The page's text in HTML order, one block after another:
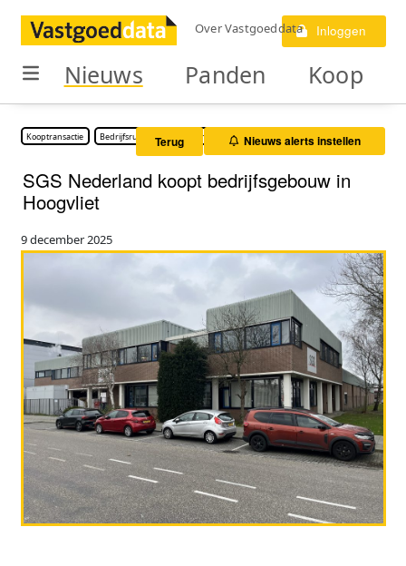
Over Vastgoeddata Inloggen
Nieuws Panden Koop
Kooptransactie Bedrijfsruimte Kantoorruimte
Terug Nieuws alerts instellen
SGS Nederland koopt bedrijfsgebouw in
Hoogvliet
9 december 2025